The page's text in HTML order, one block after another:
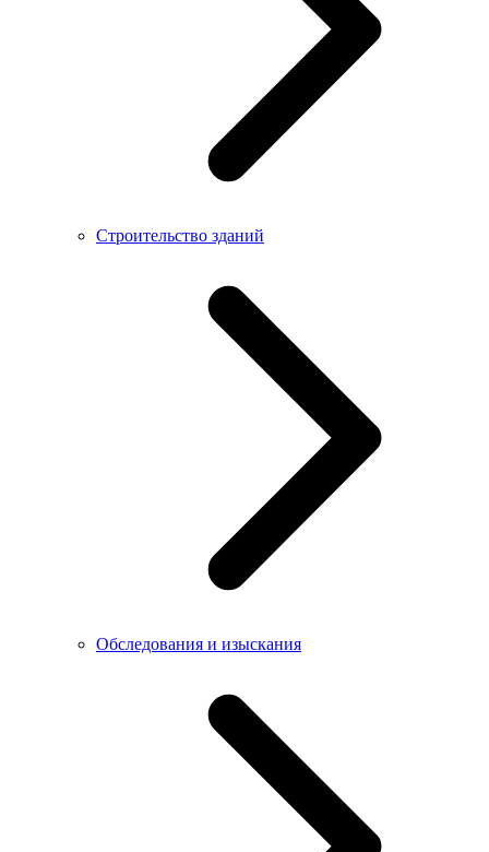
Строительство зданий
Обследования и изыскания